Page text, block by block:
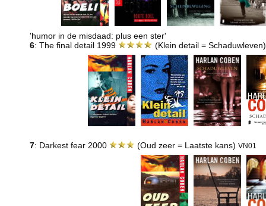
'humor in de misdaad: plus een ster'
6: The final detail 1999 (Klein detail =
7: Darkest fear 2000 (Oud zeer = Laatste kans)VN01